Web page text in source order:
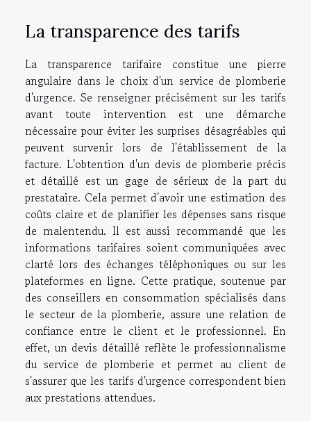
La transparence des tarifs
La transparence tarifaire constitue une pierre
angulaire dans le choix d'un service de plomberie
d'urgence. Se renseigner précisément sur les tarifs
avant toute intervention est une démarche
nécessaire pour éviter les surprises désagréables qui
peuvent survenir lors de l'établissement de la
facture. L'obtention d'un devis de plomberie précis
et détaillé est un gage de sérieux de la part du
prestataire. Cela permet d'avoir une estimation des
coûts claire et de planifier les dépenses sans risque
de malentendu. Il est aussi recommandé que les
informations tarifaires soient communiquées avec
clarté lors des échanges téléphoniques ou sur les
plateformes en ligne. Cette pratique, soutenue par
des conseillers en consommation spécialisés dans
le secteur de la plomberie, assure une relation de
confiance entre le client et le professionnel. En
effet, un devis détaillé reflète le professionnalisme
du service de plomberie et permet au client de
s'assurer que les tarifs d'urgence correspondent bien
aux prestations attendues.